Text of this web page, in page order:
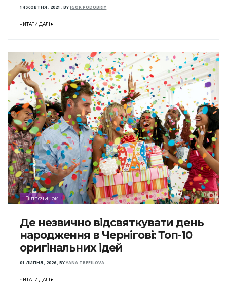
14 ЖОВТНЯ , 2021 ,BYIGOR PODOBRIY
ЧИТАТИ ДАЛІ
Відпочинок
Де незвично відсвяткувати день
народження в Чернігові: Топ-10
оригінальних ідей
01 ЛИПНЯ , 2026,BYYANA TREFILOVA
ЧИТАТИ ДАЛІ